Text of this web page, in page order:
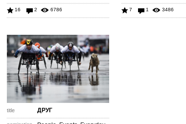
16 2 6786 7 1 3486
title ДРУГ